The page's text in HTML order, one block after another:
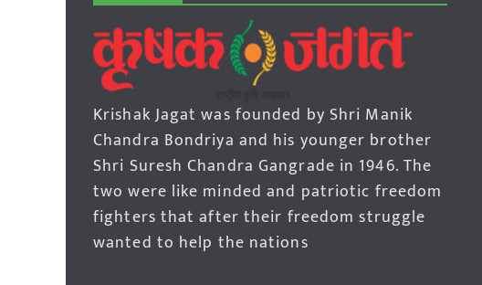
Krishak Jagat was founded by Shri Manik
Chandra Bondriya and his younger brother
Shri Suresh Chandra Gangrade in 1946. The
two were like minded and patriotic freedom
fighters that after their freedom struggle
wanted to help the nations